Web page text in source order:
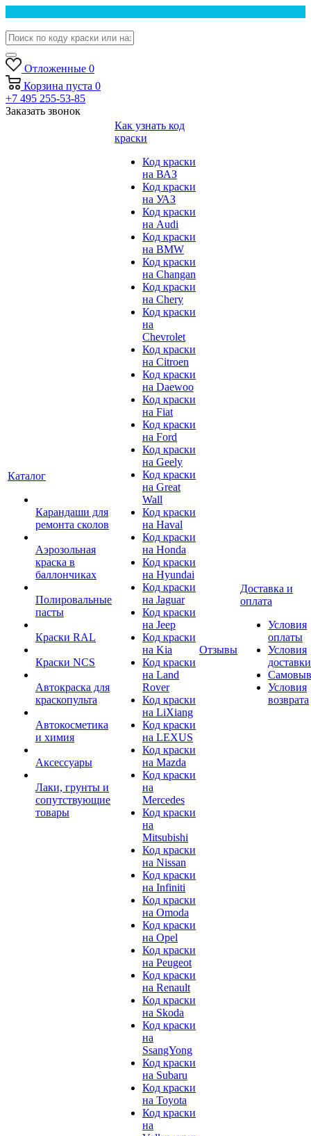
Отложенные 0
Корзина пуста 0
+7 495 255-53-85
Заказать звонок
Каталог
Карандаши для
ремонта сколов
Аэрозольная
краска в
баллончиках
Полировальные
пасты
Краски RAL
Краски NCS
Автокраска для
краскопульта
Автокосметика
и химия
Аксессуары
Лаки, грунты и
сопутствующие
товары
Как узнать код
краски
Код краски
на ВАЗ
Код краски
на УАЗ
Код краски
на Audi
Код краски
на BMW
Код краски
на Changan
Код краски
на Chery
Код краски
на
Chevrolet
Код краски
на Citroen
Код краски
на Daewoo
Код краски
на Fiat
Код краски
на Ford
Код краски
на Geely
Код краски
на Great
Wall
Код краски
на Haval
Код краски
на Honda
Код краски
на Hyundai
Код краски
на Jaguar
Код краски
на Jeep
Код краски
на Kia
Код краски
на Land
Rover
Код краски
на LiXiang
Код краски
на LEXUS
Код краски
на Mazda
Код краски
на
Mercedes
Код краски
на
Mitsubishi
Код краски
на Nissan
Код краски
на Infiniti
Код краски
на Omoda
Код краски
на Opel
Код краски
на Peugeot
Код краски
на Renault
Код краски
на Skoda
Код краски
на
SsangYong
Код краски
на Subaru
Код краски
на Toyota
Код краски
на
Отзывы
Доставка и
оплата
Условия
оплаты
Условия
доставки
Условия
возврата